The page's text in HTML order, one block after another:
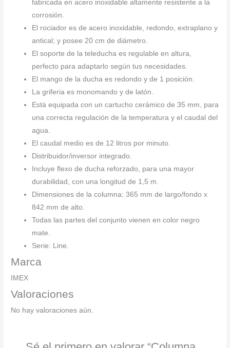
fabricada en acero inoxidable altamente resistente a la
corrosión.
El rociador es de acero inoxidable, redondo, extraplano y
antical; y posee 20 cm de diámetro.
El soporte de la teleducha es regulable en altura,
perfecto para adaptarlo según tus necesidades.
El mango de la ducha es redondo y de 1 posición.
La griferia es monomando y de latón.
Está equipada con un cartucho cerámico de 35 mm, para
una correcta regulación de la temperatura y el caudal del
agua.
El caudal medio es de 12 litros por minuto.
Distribuidor/inversor integrado.
Incluye flexo de ducha reforzado, para una mayor
durabilidad, con una longitud de 1,5 m.
Dimensiones de la columna: 365 mm de largo/fondo x
842 mm de alto.
Todas las partes del conjunto vienen en color negro
mate.
Serie: Line.
Marca
IMEX
Valoraciones
No hay valoraciones aún.